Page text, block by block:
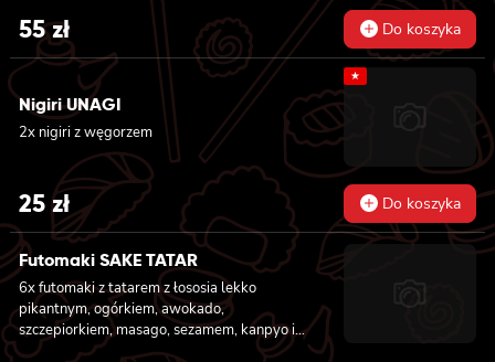
serkiem philadelphia, awokado, ogórkiem,
kanpyo i sałatą
55zł Do koszyka
Nigiri UNAGI
2x nigiri z węgorzem
★
25zł Do koszyka
Futomaki SAKE TATAR
6x futomaki z tatarem z łososia lekko
pikantnym, ogórkiem, awokado,
szczepiorkiem, masago, sezamem, kanpyo i
sałatą